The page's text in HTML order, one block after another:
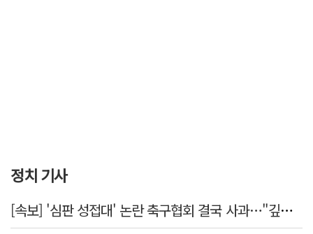
정치 기사
[속보] '심판 성접대' 논란 축구협회 결국 사과…"깊이 반성, 쇄신하겠다"